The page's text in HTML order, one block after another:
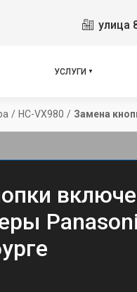
улица
УСЛУГИ
/ HC-VX980 / Замена